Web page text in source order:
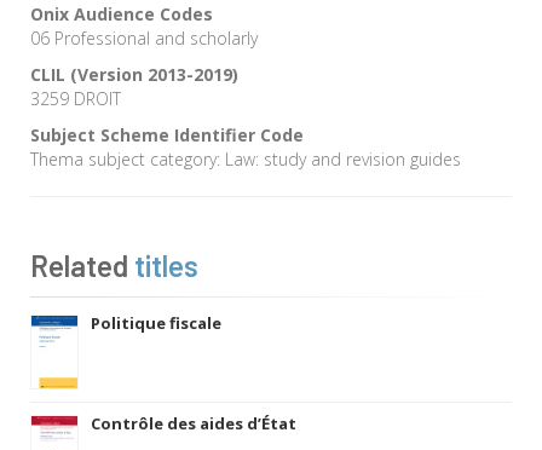
Onix Audience Codes
06 Professional and scholarly
CLIL (Version 2013-2019)
3259 DROIT
Subject Scheme Identifier Code
Thema subject category: Law: study and revision guides
Related titles
Politique fiscale
Contrôle des aides d’État